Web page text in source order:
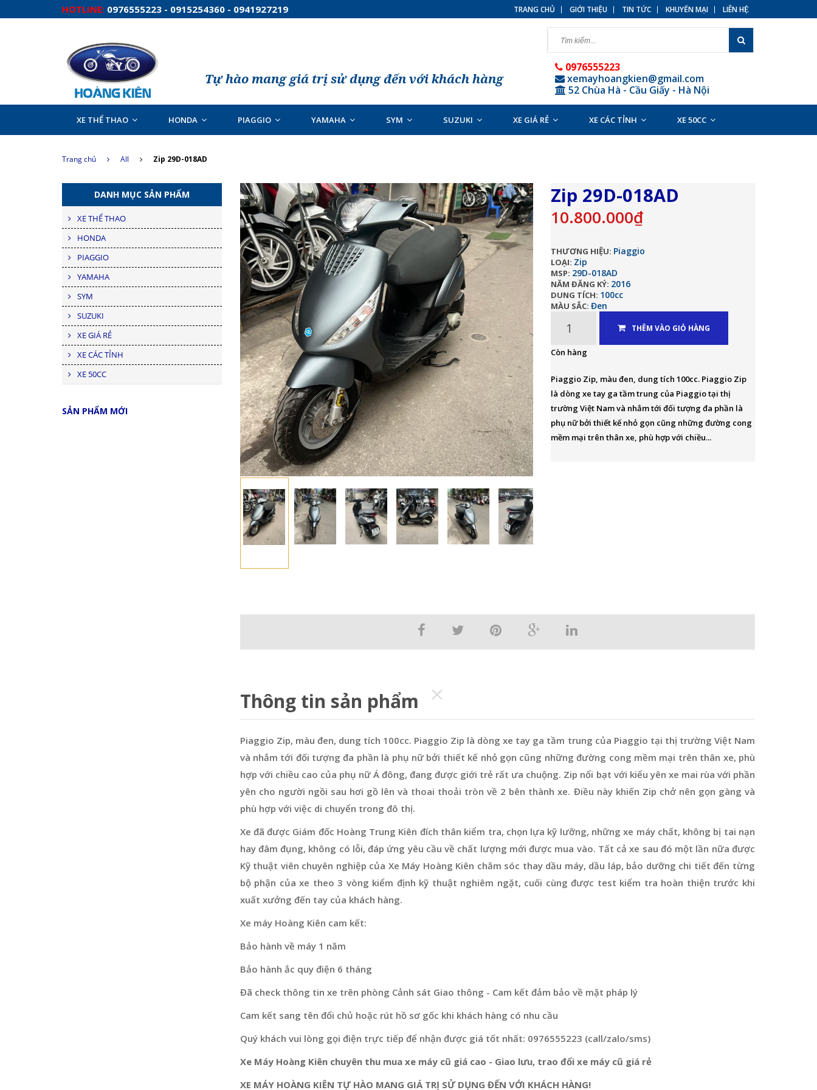
HOTLINE: 0976555223 - 0915254360 - 0941927219 TRANG CHỦ GIỚI THIỆU TIN TỨC KHUYẾN MẠI LIÊN HỆ
Tự hào mang giá trị sử dụng đến với khách hàng
0976555223
xemayhoangkien@gmail.com
52 Chùa Hà - Cầu Giấy - Hà Nội
XE THỂ THAO HONDA PIAGGIO YAMAHA SYM SUZUKI XE GIÁ RẺ XE CÁC TỈNH XE 50CC
Trang chủ All Zip 29D-018AD
DANH MỤC SẢN PHẨM
XE THỂ THAO
HONDA
PIAGGIO
YAMAHA
SYM
SUZUKI
XE GIÁ RẺ
XE CÁC TỈNH
XE 50CC
SẢN PHẨM MỚI
Zip 29D-018AD
10.800.000₫
THƯƠNG HIỆU: Piaggio
LOẠI: Zip
MSP: 29D-018AD
NĂM ĐĂNG KÝ: 2016
DUNG TÍCH: 100cc
MÀU SẮC:Đen
THÊM VÀO GIỎ HÀNG
Còn hàng
Piaggio Zip, màu đen, dung tích 100cc. Piaggio Zip
là dòng xe tay ga tầm trung của Piaggio tại thị
trường Việt Nam và nhắm tới đối tượng đa phần là
phụ nữ bởi thiết kế nhỏ gọn cũng những đường cong
mềm mại trên thân xe, phù hợp với chiều...
Thông tin sản phẩm
Piaggio Zip, màu đen, dung tích 100cc. Piaggio Zip là dòng xe tay ga tầm trung của Piaggio tại thị trường Việt Nam
và nhắm tới đối tượng đa phần là phụ nữ bởi thiết kế nhỏ gọn cũng những đường cong mềm mại trên thân xe, phù
hợp với chiều cao của phụ nữ Á đông, đang được giới trẻ rất ưa chuộng. Zip nổi bạt với kiểu yên xe mai rùa với phần
yên cho người ngồi sau hơi gồ lên và thoai thoải tròn về 2 bên thành xe. Điều này khiến Zip chở nên gọn gàng và
phù hợp với việc di chuyển trong đô thị.
Xe đã được Giám đốc Hoàng Trung Kiên đích thân kiểm tra, chọn lựa kỹ lưỡng, những xe máy chất, không bị tai nạn
hay đâm đụng, không có lỗi, đáp ứng yêu cầu về chất lượng mới được mua vào. Tất cả xe sau đó một lần nữa được
Kỹ thuật viên chuyên nghiệp của Xe Máy Hoàng Kiên chăm sóc thay dầu máy, dầu láp, bảo dưỡng chi tiết đến từng
bộ phận của xe theo 3 vòng kiểm định kỹ thuật nghiêm ngặt, cuối cùng được test kiểm tra hoàn thiện trước khi
xuất xưởng đến tay của khách hàng.
Xe máy Hoàng Kiên cam kết:
Bảo hành về máy 1 năm
Bảo hành ắc quy điện 6 tháng
Đã check thông tin xe trên phòng Cảnh sát Giao thông - Cam kết đảm bảo về mặt pháp lý
Cam kết sang tên đổi chủ hoặc rút hồ sơ gốc khi khách hàng có nhu cầu
Quý khách vui lòng gọi điện trực tiếp để nhận được giá tốt nhất: 0976555223 (call/zalo/sms)
Xe Máy Hoàng Kiên chuyên thu mua xe máy cũ giá cao - Giao lưu, trao đổi xe máy cũ giá rẻ
XE MÁY HOÀNG KIÊN TỰ HÀO MANG GIÁ TRỊ SỬ DỤNG ĐẾN VỚI KHÁCH HÀNG!